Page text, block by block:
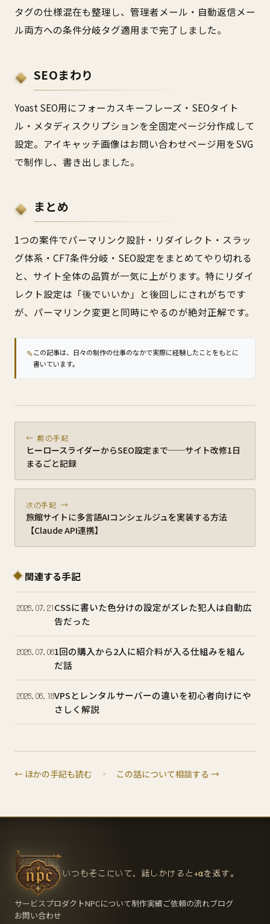
タグの仕様混在も整理し、管理者メール・自動返信メー
ル両方への条件分岐タグ適用まで完了しました。
SEOまわり
Yoast SEO用にフォーカスキーフレーズ・SEOタイト
ル・メタディスクリプションを全固定ページ分作成して
設定。アイキャッチ画像はお問い合わせページ用をSVG
で制作し、書き出しました。
まとめ
1つの案件でパーマリンク設計・リダイレクト・スラッ
グ体系・CF7条件分岐・SEO設定をまとめてやり切れる
と、サイト全体の品質が一気に上がります。特にリダイ
レクト設定は「後でいいか」と後回しにされがちです
が、パーマリンク変更と同時にやるのが絶対正解です。
✎この記事は、日々の制作の仕事のなかで実際に経験したことをもとに
書いています。
← 前の手記
ヒーロースライダーからSEO設定まで──サイト改修1日
まるごと記録
次の手記 →
旅館サイトに多言語AIコンシェルジュを実装する方法
【Claude API連携】
関連する手記
2026.07.21CSSに書いた色分けの設定がズレた犯人は自動広
告だった
2026.07.061回の購入から2人に紹介料が入る仕組みを組ん
だ話
2026.06.18VPSとレンタルサーバーの違いを初心者向けにや
さしく解説
← ほかの手記も読む ・ この話について相談する →
いつもそこにいて、話しかけると+αを返す。
サービスプロダクトNPCについて制作実績ご依頼の流れブログ
お問い合わせ